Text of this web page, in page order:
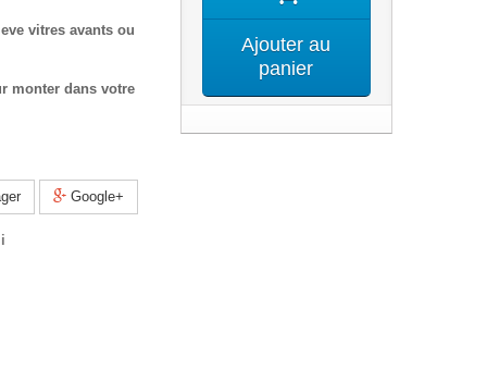
vitres avants ou
monter dans votre
Google+
Ajouter au
panier